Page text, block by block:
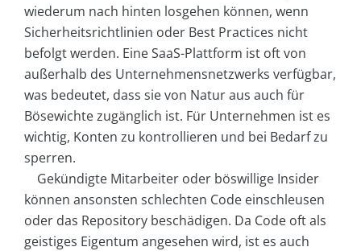
wiederum nach hinten losgehen können, wenn
Sicherheitsrichtlinien oder Best Practices nicht
befolgt werden. Eine SaaS-Plattform ist oft von
außerhalb des Unternehmensnetzwerks verfügbar,
was bedeutet, dass sie von Natur aus auch für
Bösewichte zugänglich ist. Für Unternehmen ist es
wichtig, Konten zu kontrollieren und bei Bedarf zu
sperren.
Gekündigte Mitarbeiter oder böswillige Insider
können ansonsten schlechten Code einschleusen
oder das Repository beschädigen. Da Code oft als
geistiges Eigentum angesehen wird, ist es auch